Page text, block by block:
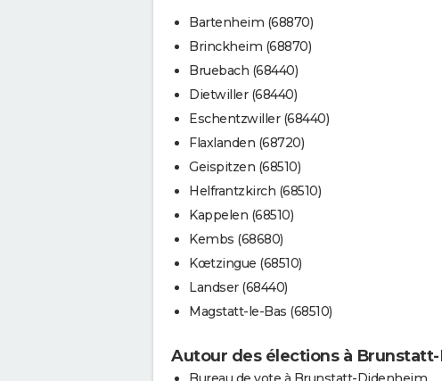
Bartenheim (68870)
Brinckheim (68870)
Bruebach (68440)
Dietwiller (68440)
Eschentzwiller (68440)
Flaxlanden (68720)
Geispitzen (68510)
Helfrantzkirch (68510)
Kappelen (68510)
Kembs (68680)
Kœtzingue (68510)
Landser (68440)
Magstatt-le-Bas (68510)
Autour des élections à